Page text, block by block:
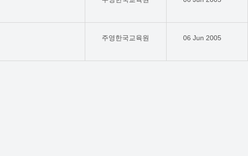
주영한국교육원 06 Jun 2005